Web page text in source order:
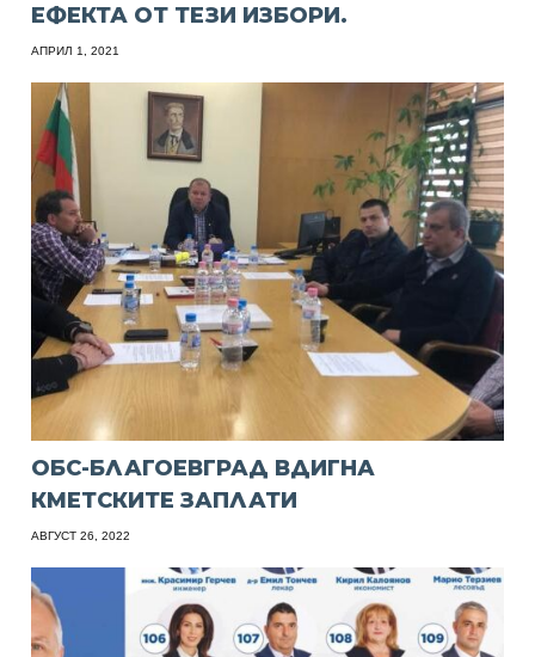
ЕФЕКТА ОТ ТЕЗИ ИЗБОРИ.
АПРИЛ 1, 2021
ОБС-БЛАГОЕВГРАД ВДИГНА
КМЕТСКИТЕ ЗАПЛАТИ
АВГУСТ 26, 2022